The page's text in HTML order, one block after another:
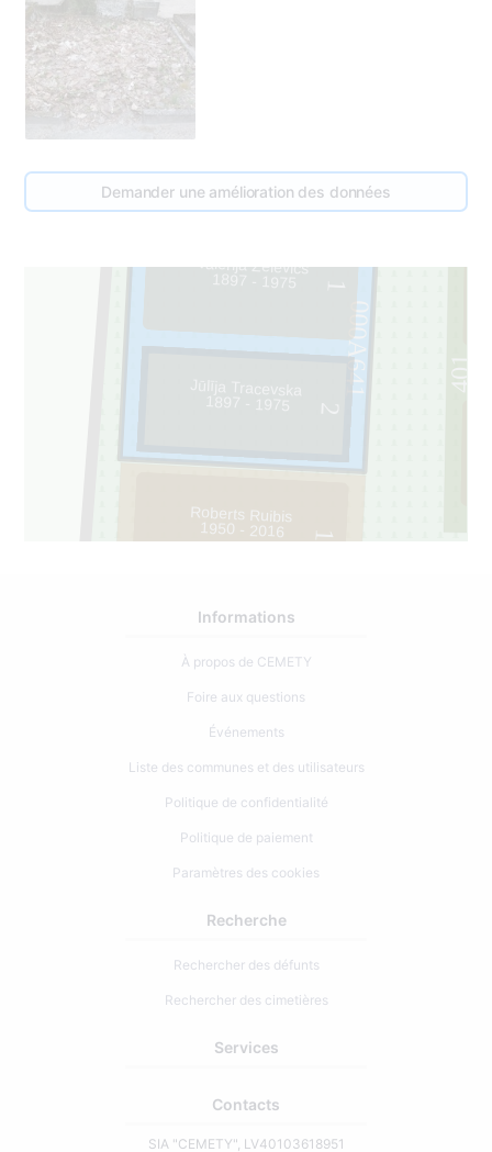
Demander une amélioration des données
000A641 401
1
Valerija Želēvičs
Roberts Ruibis
1950 - 2016
Informations
À propos de CEMETY
Foire aux questions
Événements
Liste des communes et des utilisateurs
Politique de confidentialité
Politique de paiement
Paramètres des cookies
Recherche
Rechercher des défunts
Rechercher des cimetières
Services
Contacts
SIA "CEMETY", LV40103618951